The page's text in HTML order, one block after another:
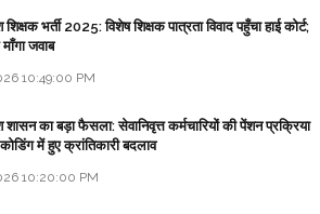
भर्ती 2025: विशेष शिक्षक पात्रता विवाद पहुँचा हाई कोर्ट;
जवाब
10:49:00 PM
का बड़ा फैसला: सेवानिवृत्त कर्मचारियों की पेंशन प्रक्रिया
में हुए क्रांतिकारी बदलाव
10:20:00 PM